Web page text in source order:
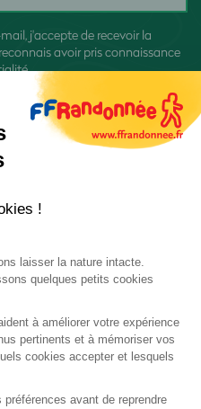
j'accepte de recevoir la
avoir pris connaissance
données
!
laisser la nature intacte.
quelques petits cookies
à améliorer votre expérience
pertinents et à mémoriser vos
cookies accepter et lesquels
avant de reprendre